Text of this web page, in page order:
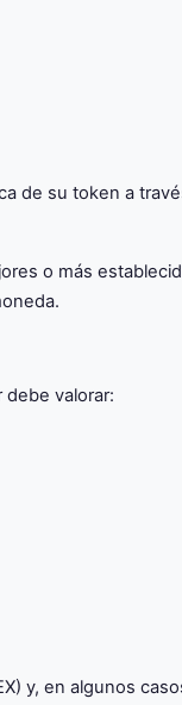
de su token a
o más
valorar:
y, en algunos